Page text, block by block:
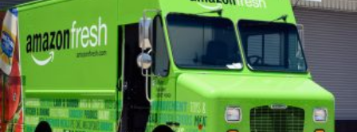
Studio ia
PopCorne